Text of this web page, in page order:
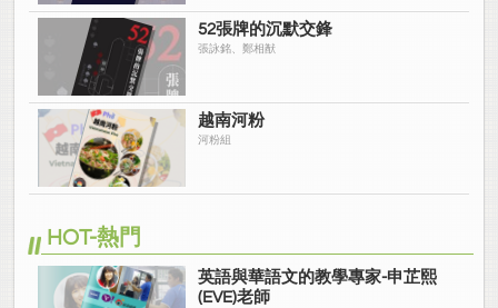
52張牌的沉默交鋒
張詠銘、鄭相猷
越南河粉
河粉組
HOT-熱門
英語與華語文的教學專家-申芷熙
(EVE)老師